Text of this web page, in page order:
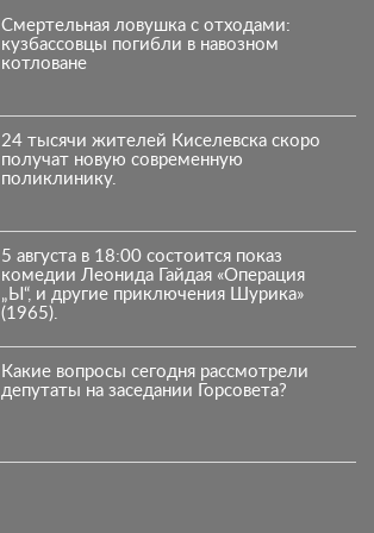
Смертельная ловушка с отходами:
кузбассовцы погибли в навозном
котловане
24 тысячи жителей Киселевска скоро
получат новую современную
поликлинику.
5 августа в 18:00 состоится показ
комедии Леонида Гайдая «Операция
„Ы“, и другие приключения Шурика»
(1965).
Какие вопросы сегодня рассмотрели
депутаты на заседании Горсовета?